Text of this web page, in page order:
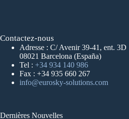
Contactez-nous
Adresse : C/ Avenir 39-41, ent. 3D
08021 Barcelona (España)
Tel : +34 934 140 986
Fax : +34 935 660 267
info@eurosky-solutions.com
Dernières Nouvelles